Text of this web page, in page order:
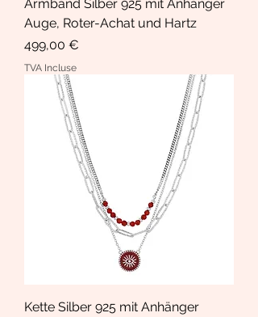
Armband Silber 925 mit Anhänger
Auge, Roter-Achat und Hartz
Prix
499,00 €
TVA Incluse
Kette Silber 925 mit Anhänger